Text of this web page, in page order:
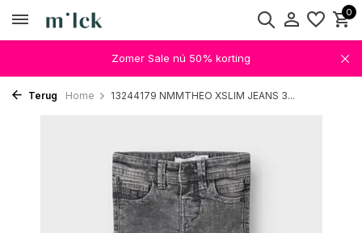
0
Zomer Sale nú 50% korting
Terug Home 13244179 NMMTHEO XSLIM JEANS 3...